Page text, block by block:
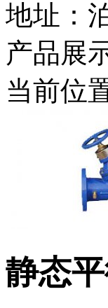
地址：
产品展
当前位
静态